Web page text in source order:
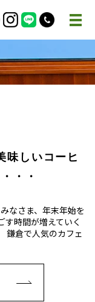
味しいコーヒ
・・
なさま、年末年始を
す時間が増えていく
鎌倉で人気のカフェ